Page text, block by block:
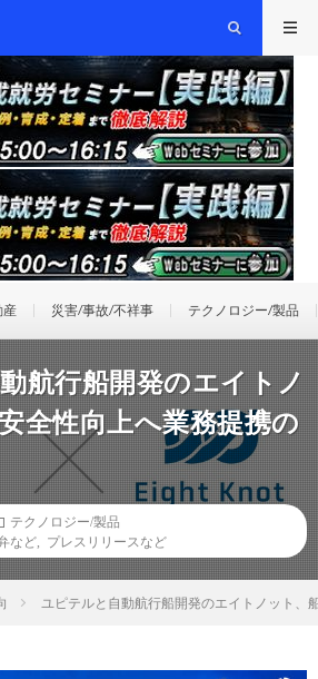
産 災害/事故/不祥事 テクノロジー/製品
航行船開発のエイトノ
全性向上へ業務提携の
テクノロジー/製品
など プレスリリースなど
ユピテルと自動航行船開発のエイトノット、